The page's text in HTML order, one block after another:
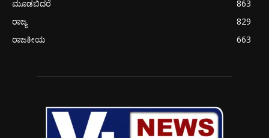
ಮೂಡಬಿದರೆ
863
ರಾಜ್ಯ
829
ರಾಜಕೀಯ
663